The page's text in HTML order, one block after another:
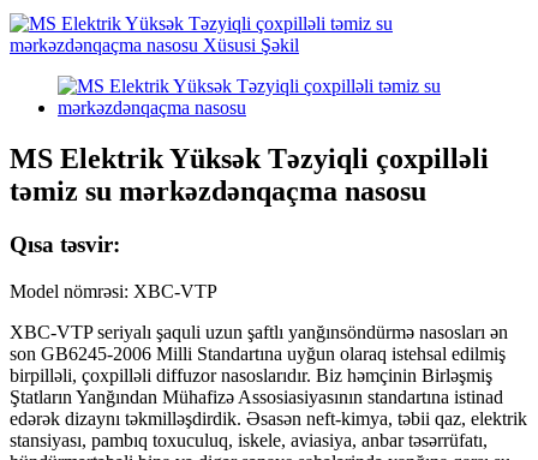
MS Elektrik Yüksək Təzyiqli çoxpilləli
təmiz su mərkəzdənqaçma nasosu
Qısa təsvir:
Model nömrəsi: XBC-VTP
XBC-VTP seriyalı şaquli uzun şaftlı yanğınsöndürmə nasosları ən
son GB6245-2006 Milli Standartına uyğun olaraq istehsal edilmiş
birpilləli, çoxpilləli diffuzor nasoslarıdır. Biz həmçinin Birləşmiş
Ştatların Yanğından Mühafizə Assosiasiyasının standartına istinad
edərək dizaynı təkmilləşdirdik. Əsasən neft-kimya, təbii qaz, elektrik
stansiyası, pambıq toxuculuq, iskele, aviasiya, anbar təsərrüfatı,